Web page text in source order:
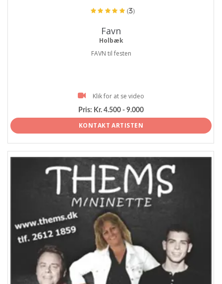
(3)
Favn
Holbæk
FAVN til festen
Klik for at se video
Pris: Kr. 4.500 - 9.000
KONTAKT ARTISTEN